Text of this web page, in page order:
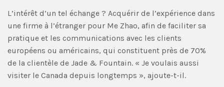
L’intérêt d’un tel échange ? Acquérir de l’expérience dans
une firme à l’étranger pour Me Zhao, afin de faciliter sa
pratique et les communications avec les clients
européens ou américains, qui constituent près de 70%
de la clientèle de Jade & Fountain. « Je voulais aussi
visiter le Canada depuis longtemps », ajoute-t-il.